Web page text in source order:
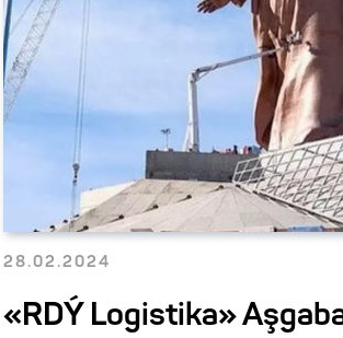
28.02.2024
«RDÝ Logistika»